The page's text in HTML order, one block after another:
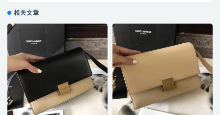
相关文章